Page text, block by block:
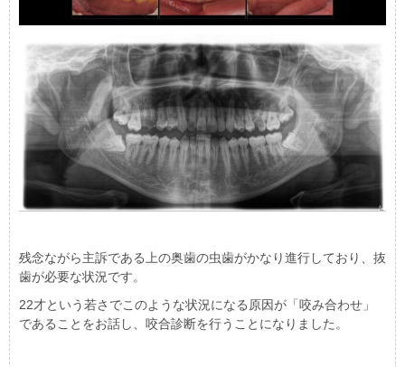
残念ながら主訴である上の奥歯の虫歯がかなり進行しており、抜
歯が必要な状況です。
22才という若さでこのような状況になる原因が「咬み合わせ」
であることをお話し、咬合診断を行うことになりました。